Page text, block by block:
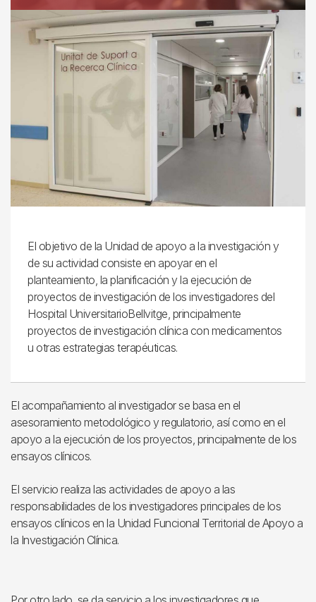
El objetivo de la Unidad de apoyo a la investigación y
de su actividad consiste en apoyar en el
planteamiento, la planificación y la ejecución de
proyectos de investigación de los investigadores del
Hospital UniversitarioBellvitge, principalmente
proyectos de investigación clínica con medicamentos
u otras estrategias terapéuticas.
El acompañamiento al investigador se basa en el
asesoramiento metodológico y regulatorio, así como en el
apoyo a la ejecución de los proyectos, principalmente de los
ensayos clínicos.
El servicio realiza las actividades de apoyo a las
responsabilidades de los investigadores principales de los
ensayos clínicos en la Unidad Funcional Territorial de Apoyo a
la Investigación Clínica.